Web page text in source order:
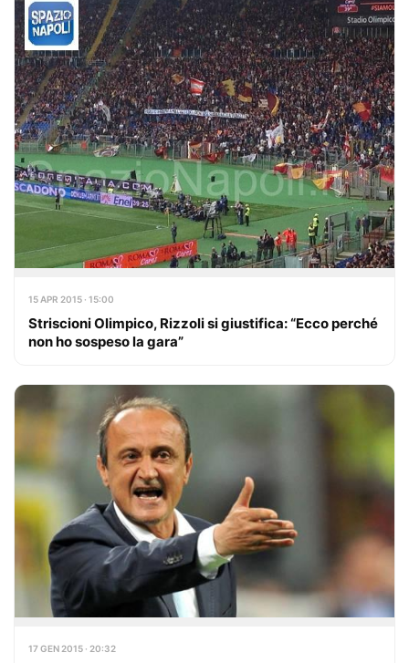
15 APR 2015 · 15:00
Striscioni Olimpico, Rizzoli si giustifica: “Ecco perché
non ho sospeso la gara”
17 GEN 2015 · 20:32